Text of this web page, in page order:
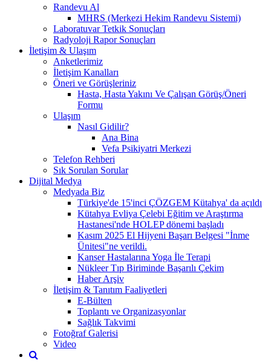
Randevu Al
MHRS (Merkezi Hekim Randevu Sistemi)
Laboratuvar Tetkik Sonuçları
Radyoloji Rapor Sonuçları
İletişim & Ulaşım
Anketlerimiz
İletişim Kanalları
Öneri ve Görüşleriniz
Hasta, Hasta Yakını Ve Çalışan Görüş/Öneri
Formu
Ulaşım
Nasıl Gidilir?
Ana Bina
Vefa Psikiyatri Merkezi
Telefon Rehberi
Sık Sorulan Sorular
Dijital Medya
Medyada Biz
Türkiye'de 15'inci ÇÖZGEM Kütahya' da açıldı
Kütahya Evliya Çelebi Eğitim ve Araştırma
Hastanesi'nde HOLEP dönemi başladı
Kasım 2025 El Hijyeni Başarı Belgesi "İnme
Ünitesi"ne verildi.
Kanser Hastalarına Yoga İle Terapi
Nükleer Tıp Biriminde Başarılı Çekim
Haber Arşiv
İletişim & Tanıtım Faaliyetleri
E-Bülten
Toplantı ve Organizasyonlar
Sağlık Takvimi
Fotoğraf Galerisi
Video